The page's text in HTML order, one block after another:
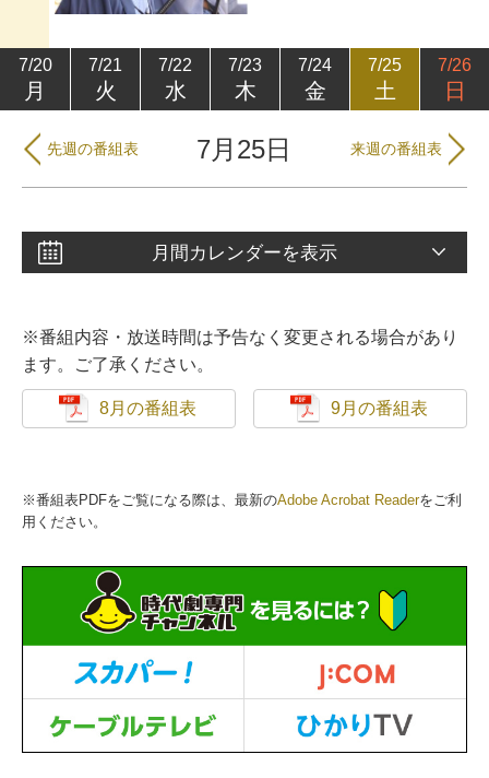
7/20
月
7/21
火
7/22
水
7/23
木
7/24
金
7/25
土
7/26
日
先週の番組表 7月25日 来週の番組表
月間カレンダーを表示
※番組内容・放送時間は予告なく変更される場合があり
ます。ご了承ください。
8月の番組表 9月の番組表
※番組表PDFをご覧になる際は、最新のAdobe Acrobat Readerをご利
用ください。